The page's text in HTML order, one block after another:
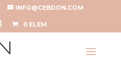
INFO@CEBDON.COM
0 ELEM